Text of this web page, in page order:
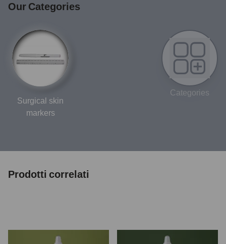
Our Categories
Surgical skin
markers
Categories
Prodotti correlati